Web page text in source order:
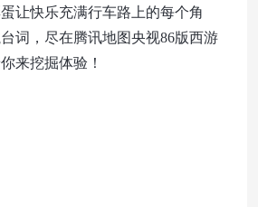
让快乐充满行车路上的每个角
词，尽在腾讯地图央视86版西游
来挖掘体验！